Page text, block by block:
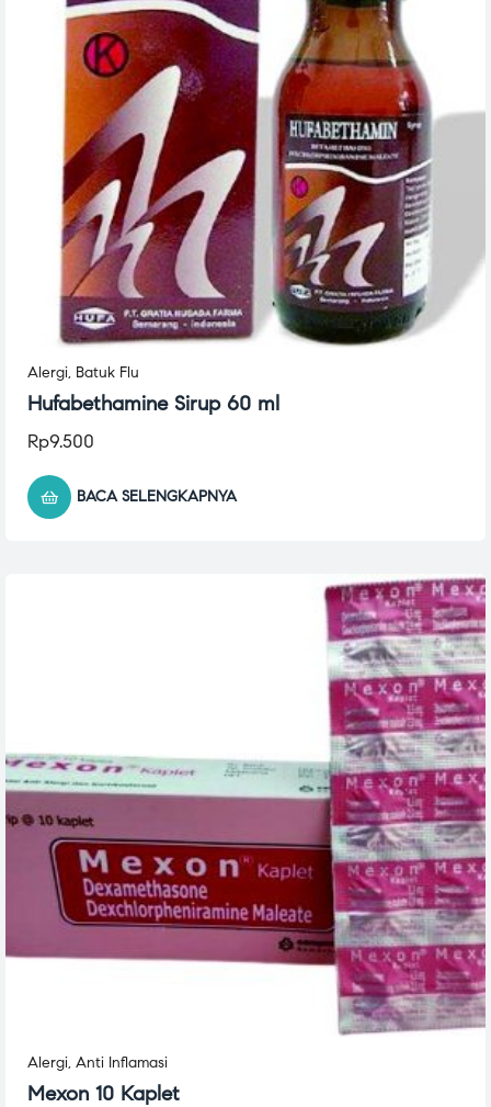
Alergi, Batuk Flu
Hufabethamine Sirup 60 ml
Rp9.500
BACA SELENGKAPNYA
Alergi, Anti Inflamasi
Mexon 10 Kaplet